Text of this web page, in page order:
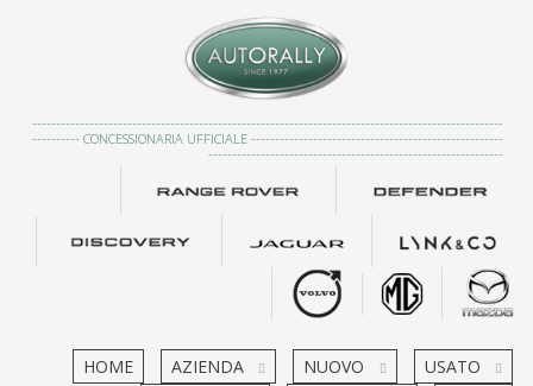
---------------------------------------------------------------------------------------------------
---------- CONCESSIONARIA UFFICIALE -----------------------------------------------------
--------------------------------------------------------------
HOME AZIENDA NUOVO
USATO